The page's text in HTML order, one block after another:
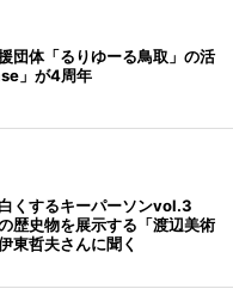
団体「るりゆーる鳥取」の活
」が4周年
くするキーパーソンvol.3
歴史物を展示する「渡辺美術
東哲夫さんに聞く